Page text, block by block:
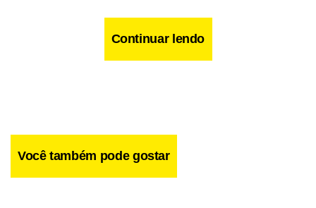
prestações se situem entre R$ 500 e R$ 600.
Continuar lendo
Você também pode gostar